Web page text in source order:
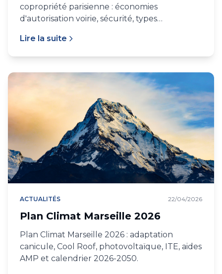
copropriété parisienne : économies
d'autorisation voirie, sécurité, types
Lire la suite
ACTUALITÉS 22/04/2026
Plan Climat Marseille 2026
Plan Climat Marseille 2026 : adaptation
canicule, Cool Roof, photovoltaïque, ITE, aides
AMP et calendrier 2026-2050.